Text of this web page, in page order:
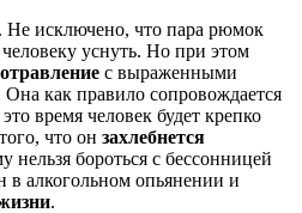
Не исключено, что пара рюмок
уснуть. Но при этом
отравление с выраженными
как правило сопровождается
время человек будет крепко
что он захлебнется
бороться с бессонницей
алкогольном опьянении и
.